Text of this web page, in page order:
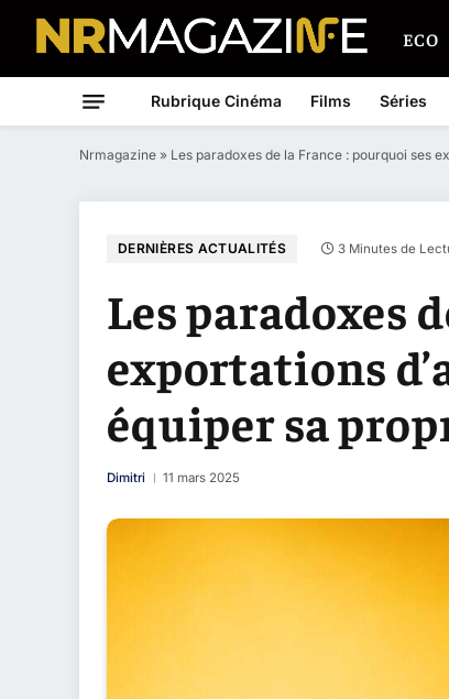
ECO
Rubrique Cinéma Films Séries
Nrmagazine » Les paradoxes de la France : pourquoi ses
DERNIÈRES ACTUALITÉS 3 Minutes de
Les paradoxes
exportations
équiper sa
Dimitri 11 mars 2025